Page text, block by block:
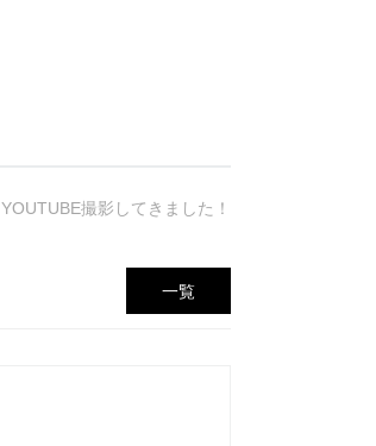
YOUTUBE撮影してきました！
一覧